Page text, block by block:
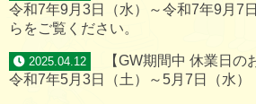
令和7年9月3日（水）～令和7年9月7
らをご覧ください。
2025.04.12
【GW期間中 休業日の
令和7年5月3日（土）～5月7日（水）